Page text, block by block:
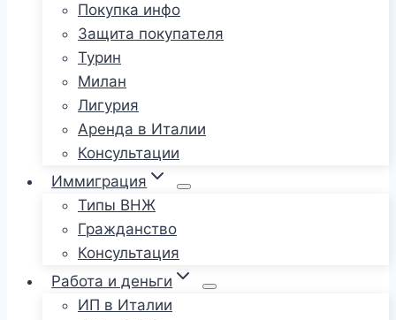
Покупка инфо
Защита покупателя
Турин
Милан
Лигурия
Аренда в Италии
Консультации
Иммиграция
Типы ВНЖ
Гражданство
Консультация
Работа и деньги
ИП в Италии